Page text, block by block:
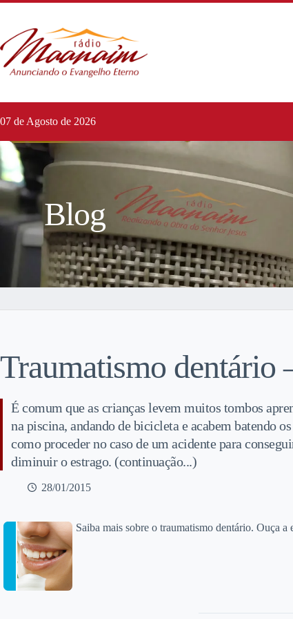
07 de Agosto de 2026
Blog
Traumatismo dentário
É comum que as crianças levem muitos tombos
na piscina, andando de bicicleta e acabem batendo
como proceder no caso de um acidente para
diminuir o estrago. (continuação...)
28/01/2015
Saiba mais sobre o traumatismo dentário. Ouça a